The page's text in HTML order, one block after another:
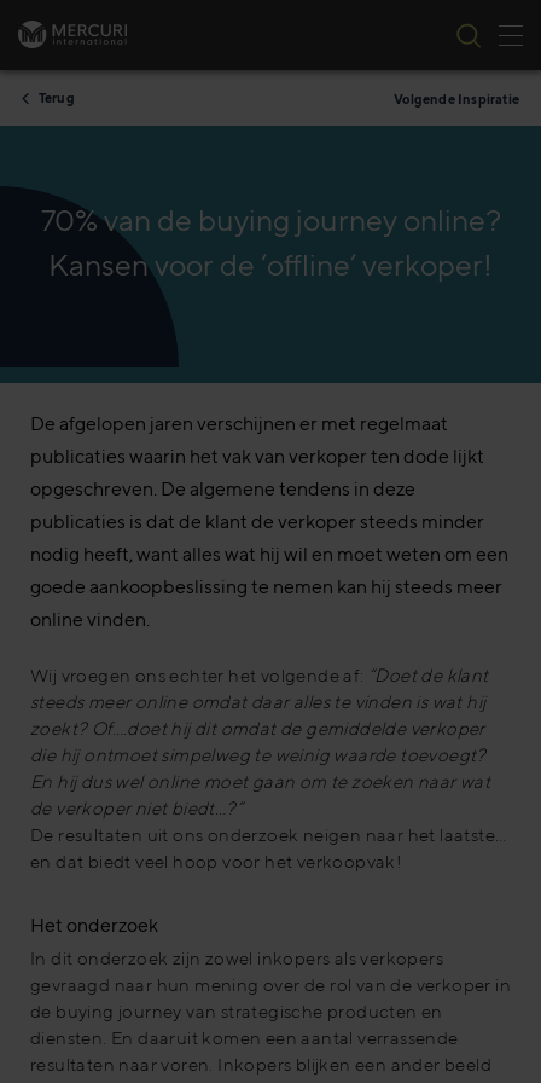
Ga naar inhoud
Terug Volgende Inspiratie
70% van de buying journey online?
Kansen voor de ‘offline’ verkoper!
De afgelopen jaren verschijnen er met regelmaat
publicaties waarin het vak van verkoper ten dode lijkt
opgeschreven. De algemene tendens in deze
publicaties is dat de klant de verkoper steeds minder
nodig heeft, want alles wat hij wil en moet weten om een
goede aankoopbeslissing te nemen kan hij steeds meer
online vinden.
Wij vroegen ons echter het volgende af: “Doet de klant
steeds meer online omdat daar alles te vinden is wat hij
zoekt? Of….doet hij dit omdat de gemiddelde verkoper
die hij ontmoet simpelweg te weinig waarde toevoegt?
En hij dus wel online moet gaan om te zoeken naar wat
de verkoper niet biedt…?”
De resultaten uit ons onderzoek neigen naar het laatste…
en dat biedt veel hoop voor het verkoopvak!
Het onderzoek
In dit onderzoek zijn zowel inkopers als verkopers
gevraagd naar hun mening over de rol van de verkoper in
de buying journey van strategische producten en
diensten. En daaruit komen een aantal verrassende
resultaten naar voren. Inkopers blijken een ander beeld